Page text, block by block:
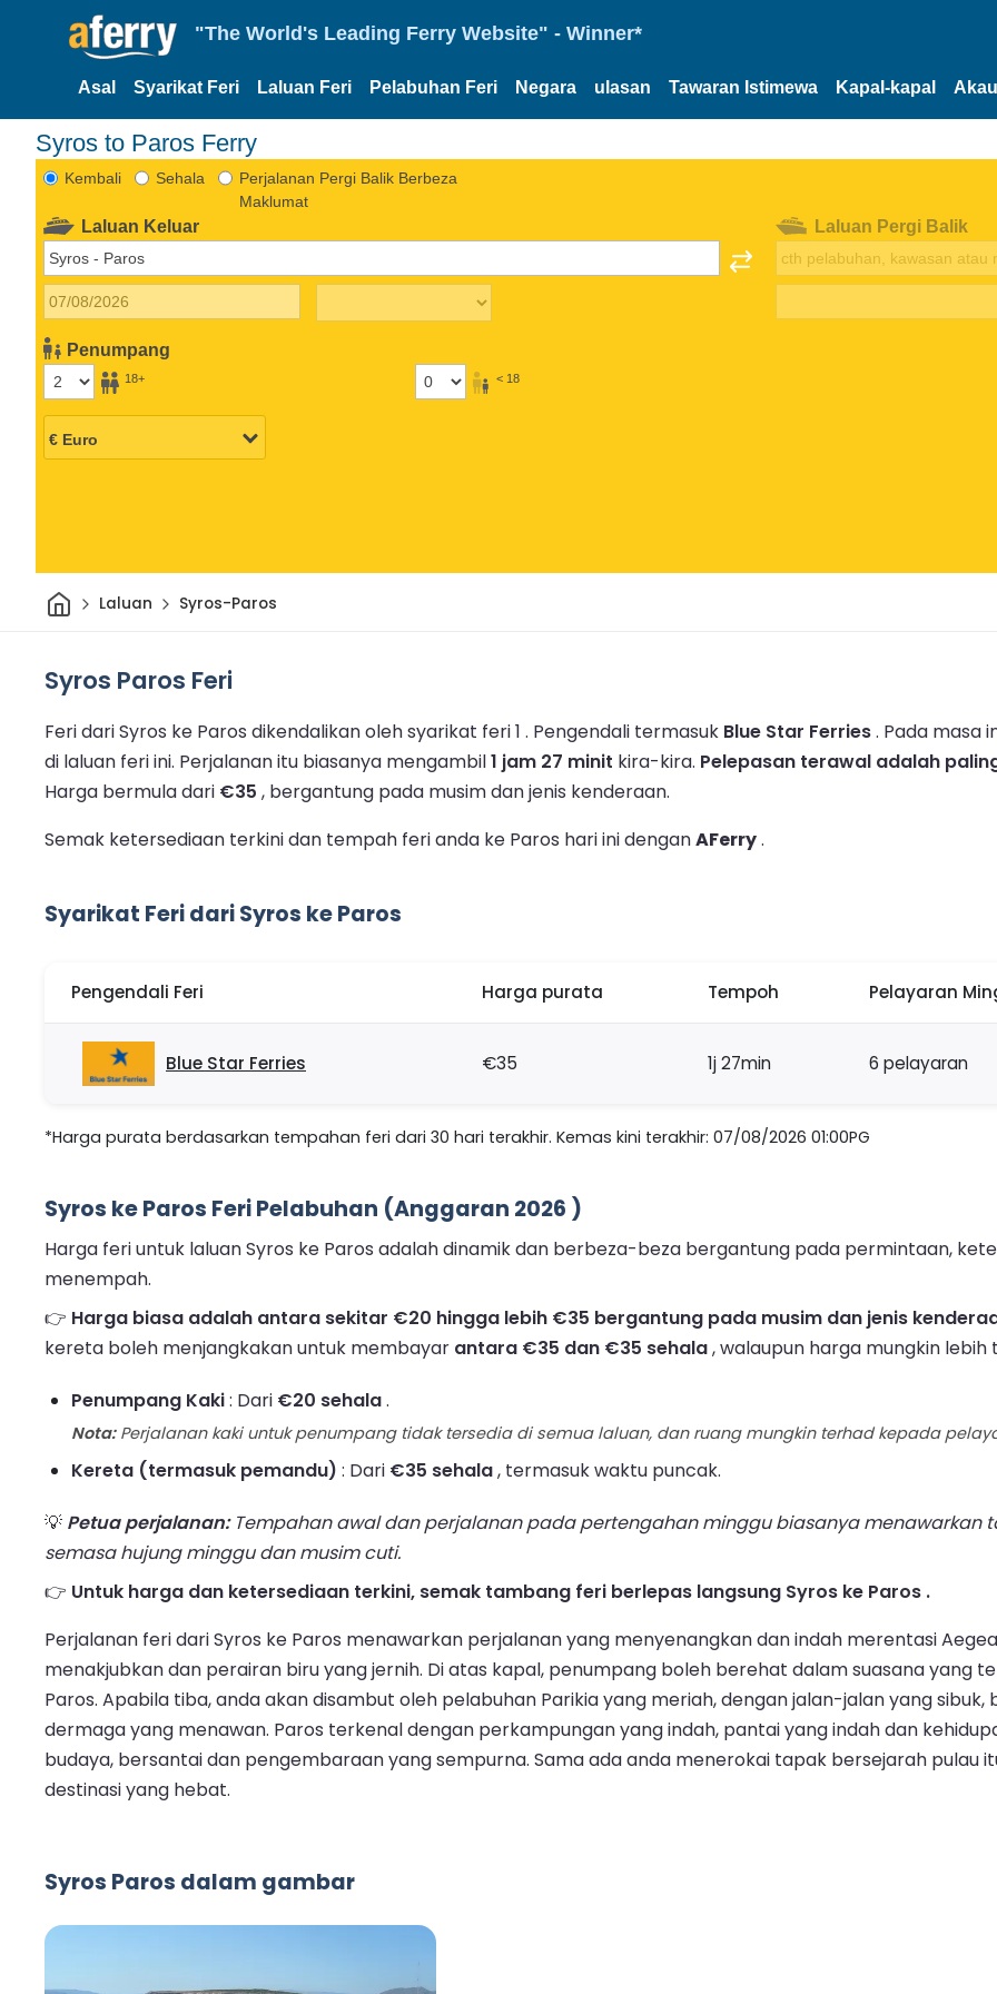
"The World's Leading Ferry Website" - Winner*
Asal Syarikat Feri Laluan Feri Pelabuhan Feri Negara ulasan Tawaran Istimewa Kapal-kapal
Syros to Paros Ferry
Kembali Sehala
Perjalanan Pergi Balik Berbeza
Maklumat
Laluan Keluar
Penumpang
18+ < 18
Laluan Pergi Balik
Rumah
Laluan Syros-Paros
Syros Paros Feri
Feri dari Syros ke Paros dikendalikan oleh syarikat feri 1 . Pengendali termasuk Blue Star Ferries. Pada masa
di laluan feri ini. Perjalanan itu biasanya mengambil1 jam 27 minit kira-kira. Pelepasan terawal adalah
Harga bermula dari €35 , bergantung pada musim dan jenis kenderaan.
Semak ketersediaan terkini dan tempah feri anda ke Paros hari ini denganAFerry.
Syarikat Feri dari Syros ke Paros
Pengendali Feri Harga purata Tempoh Pelayaran
Blue Star Ferries €35 1j 27min 6 pelayaran
*Harga purata berdasarkan tempahan feri dari 30 hari terakhir. Kemas kini terakhir: 07/08/2026 01:00PG
Syros ke Paros Feri Pelabuhan (Anggaran 2026 )
Harga feri untuk laluan Syros ke Paros adalah dinamik dan berbeza-beza bergantung pada permintaan,
menempah.
👉 Harga biasa adalah antara sekitar €20 hingga lebih €35 bergantung pada musim dan jenis
kereta boleh menjangkakan untuk membayar antara €35 dan €35 sehala, walaupun harga mungkin
Penumpang Kaki: Dari €20 sehala.
Nota:Perjalanan kaki untuk penumpang tidak tersedia di semua laluan, dan ruang mungkin terhad kepada
Kereta (termasuk pemandu) : Dari €35 sehala, termasuk waktu puncak.
💡 Petua perjalanan:Tempahan awal dan perjalanan pada pertengahan minggu biasanya menawarkan
semasa hujung minggu dan musim cuti.
👉 Untuk harga dan ketersediaan terkini, semak tambang feri berlepas langsung Syros ke Paros .
Perjalanan feri dari Syros ke Paros menawarkan perjalanan yang menyenangkan dan indah merentasi
menakjubkan dan perairan biru yang jernih. Di atas kapal, penumpang boleh berehat dalam suasana yang
Paros. Apabila tiba, anda akan disambut oleh pelabuhan Parikia yang meriah, dengan jalan-jalan yang
dermaga yang menawan. Paros terkenal dengan perkampungan yang indah, pantai yang indah dan
budaya, bersantai dan pengembaraan yang sempurna. Sama ada anda menerokai tapak bersejarah pulau
destinasi yang hebat.
Syros Paros dalam gambar